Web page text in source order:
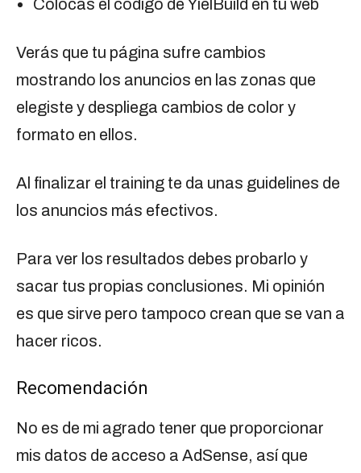
Colocas el código de YielBuild en tu web
Verás que tu página sufre cambios
mostrando los anuncios en las zonas que
elegiste y despliega cambios de color y
formato en ellos.
Al finalizar el training te da unas guidelines de
los anuncios más efectivos.
Para ver los resultados debes probarlo y
sacar tus propias conclusiones. Mi opinión
es que sirve pero tampoco crean que se van a
hacer ricos.
Recomendación
No es de mi agrado tener que proporcionar
mis datos de acceso a AdSense, así que